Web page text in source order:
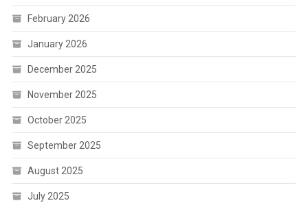
February 2026
January 2026
December 2025
November 2025
October 2025
September 2025
August 2025
July 2025